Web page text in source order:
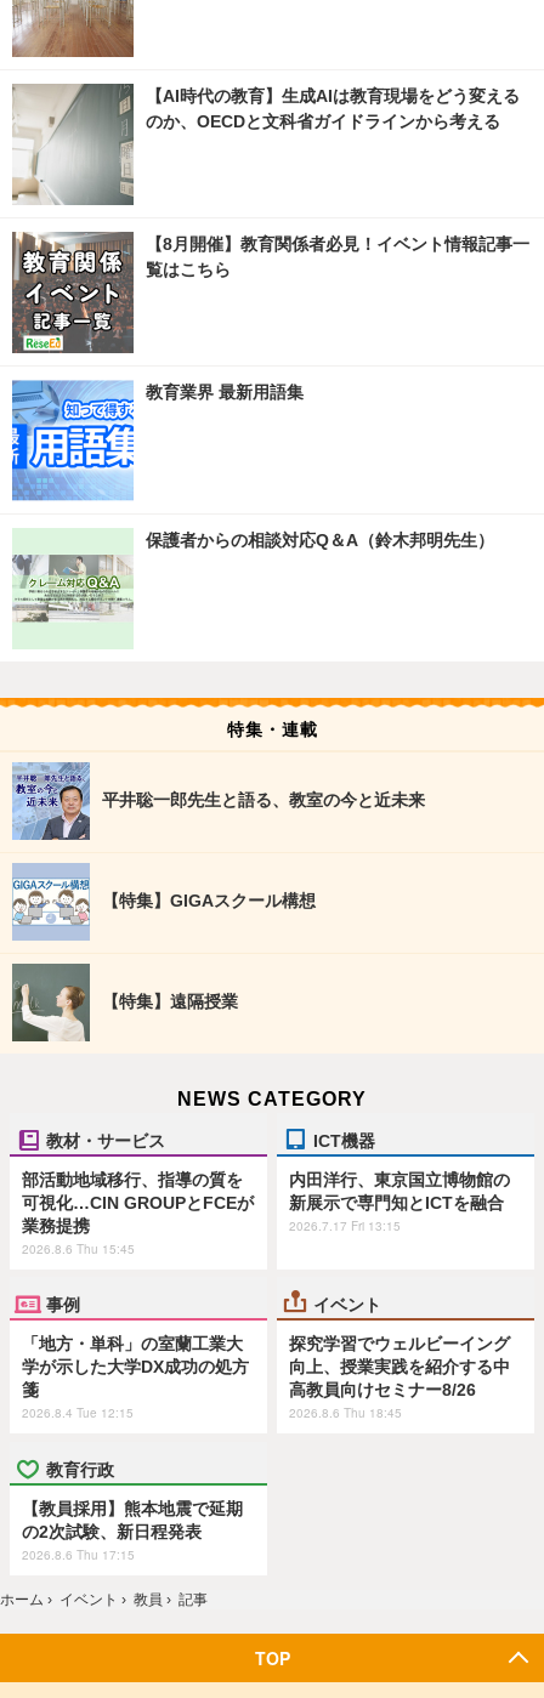
【AI時代の教育】生成AIは教育現場をどう変える
のか、OECDと文科省ガイドラインから考える
【8月開催】教育関係者必見！イベント情報記事一
覧はこちら
教育業界 最新用語集
保護者からの相談対応Q＆A（鈴木邦明先生）
特集・連載
平井聡一郎先生と語る、教室の今と近未来
【特集】GIGAスクール構想
【特集】遠隔授業
NEWS CATEGORY
教材・サービス
部活動地域移行、指導の質を
可視化…CIN GROUPとFCEが
業務提携
2026.8.6 Thu 15:45
ICT機器
内田洋行、東京国立博物館の
新展示で専門知とICTを融合
2026.7.17 Fri 13:15
事例
「地方・単科」の室蘭工業大
学が示した大学DX成功の処方
箋
2026.8.4 Tue 12:15
イベント
探究学習でウェルビーイング
向上、授業実践を紹介する中
高教員向けセミナー8/26
2026.8.6 Thu 18:45
教育行政
【教員採用】熊本地震で延期
の2次試験、新日程発表
2026.8.6 Thu 17:15
ホーム › イベント › 教員 › 記事
TOP